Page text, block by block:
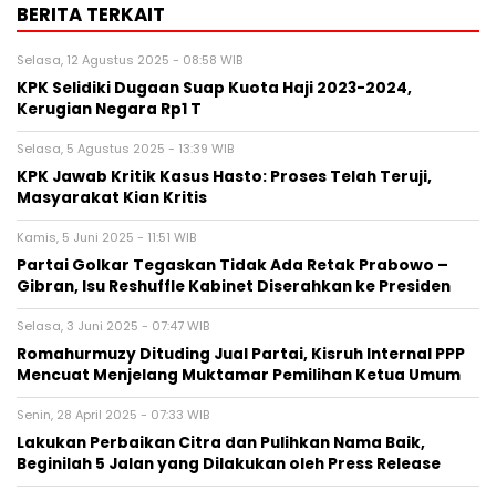
BERITA TERKAIT
Selasa, 12 Agustus 2025 - 08:58 WIB
KPK Selidiki Dugaan Suap Kuota Haji 2023-2024,
Kerugian Negara Rp1 T
Selasa, 5 Agustus 2025 - 13:39 WIB
KPK Jawab Kritik Kasus Hasto: Proses Telah Teruji,
Masyarakat Kian Kritis
Kamis, 5 Juni 2025 - 11:51 WIB
Partai Golkar Tegaskan Tidak Ada Retak Prabowo –
Gibran, Isu Reshuffle Kabinet Diserahkan ke Presiden
Selasa, 3 Juni 2025 - 07:47 WIB
Romahurmuzy Dituding Jual Partai, Kisruh Internal PPP
Mencuat Menjelang Muktamar Pemilihan Ketua Umum
Senin, 28 April 2025 - 07:33 WIB
Lakukan Perbaikan Citra dan Pulihkan Nama Baik,
Beginilah 5 Jalan yang Dilakukan oleh Press Release